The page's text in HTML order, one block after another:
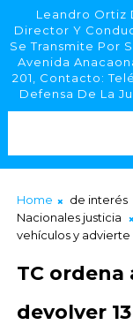
Leandro Ortiz
Director Y
Se Transmite Por
Avenida
201, Contacto:
Defensa De La
Home de interés
Nacionales justicia
vehículos y
TC ordena
devolver